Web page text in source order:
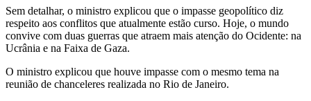
Sem detalhar, o ministro explicou que o impasse geopolítico diz
respeito aos conflitos que atualmente estão curso. Hoje, o mundo
convive com duas guerras que atraem mais atenção do Ocidente: na
Ucrânia e na Faixa de Gaza.
O ministro explicou que houve impasse com o mesmo tema na
reunião de chanceleres realizada no Rio de Janeiro.